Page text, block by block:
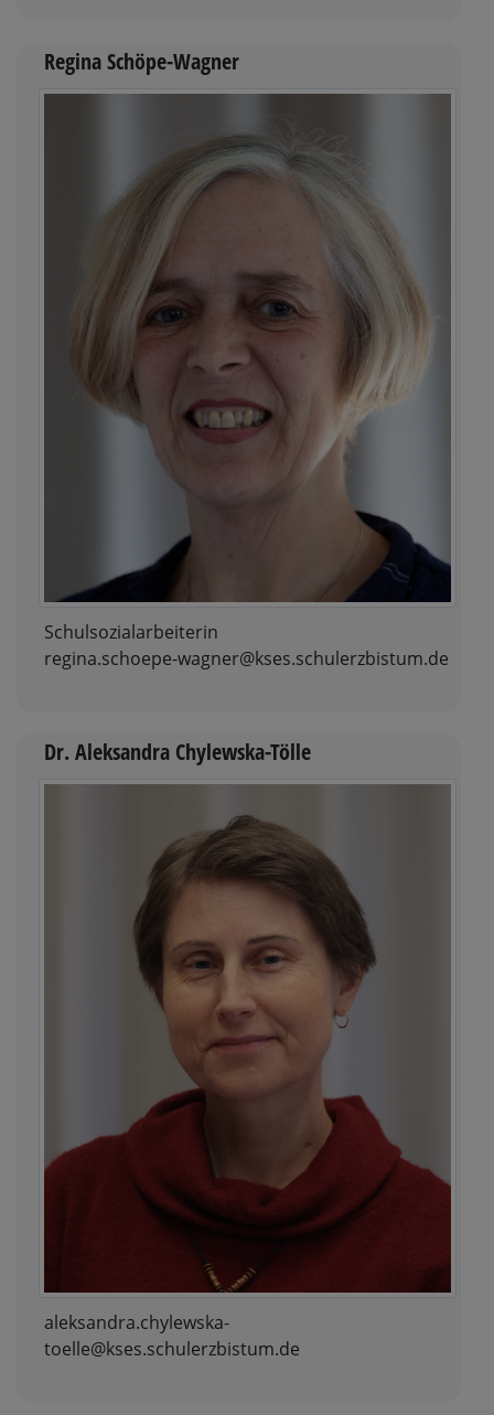
Regina Schöpe-Wagner
Schulsozialarbeiterin
regina.schoepe-wagner@kses.schulerzbistum.de
Dr. Aleksandra Chylewska-Tölle
aleksandra.chylewska-
toelle@kses.schulerzbistum.de